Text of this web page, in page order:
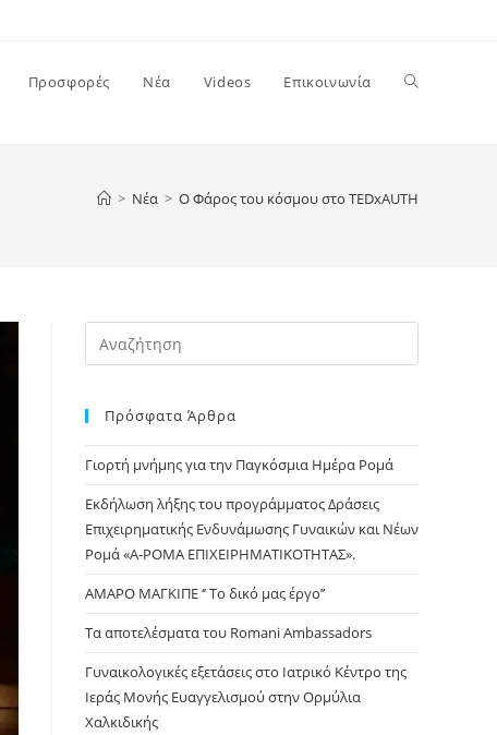
Προσφορές Νέα Videos Επικοινωνία Toggle
> Νέα > O Φάρος του κόσμου στο TEDxAUTH
Escape
Πρόσφατα Άρθρα
Γιορτή μνήμης για την Παγκόσμια Ημέρα Ρομά
Εκδήλωση λήξης του προγράμματος Δράσεις
Επιχειρηματικής Ενδυνάμωσης Γυναικών και Νέων
Ρομά «Α-ΡΟΜΑ ΕΠΙΧΕΙΡΗΜΑΤΙΚΟΤΗΤΑΣ».
ΑΜΑΡΟ ΜΑΓΚΙΠΕ ‘’ Το δικό μας έργο’’
Τα αποτελέσματα του Romani Ambassadors
Γυναικολογικές εξετάσεις στο Ιατρικό Κέντρο της
Ιεράς Μονής Ευαγγελισμού στην Ορμύλια
Χαλκιδικής